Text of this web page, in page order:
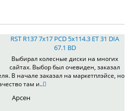
RST R137 7x17 PCD 5x114.3 ET 31 DIA
67.1 BD
Выбирал колесные диски на многих
сайтах. Выбор был очевиден, заказал
В начале заказал на маркетплэйсе, но
там и..
Арсен